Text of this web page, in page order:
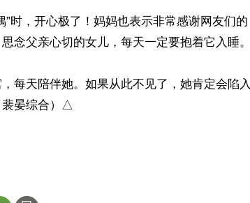
时，开心极了！妈妈也表示非常感谢网友们的
念父亲心切的女儿，每天一定要抱着它入睡。
每天陪伴她。如果从此不见了，她肯定会陷入
裴晏综合）△